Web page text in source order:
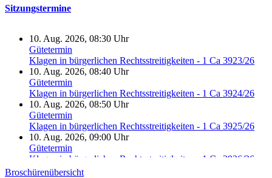
Sitzungstermine
10. Aug. 2026, 08:30 Uhr
Gütetermin
Klagen in bürgerlichen Rechtsstreitigkeiten - 1 Ca 3923/26
10. Aug. 2026, 08:40 Uhr
Gütetermin
Klagen in bürgerlichen Rechtsstreitigkeiten - 1 Ca 3924/26
10. Aug. 2026, 08:50 Uhr
Gütetermin
Klagen in bürgerlichen Rechtsstreitigkeiten - 1 Ca 3925/26
10. Aug. 2026, 09:00 Uhr
Gütetermin
Klagen in bürgerlichen Rechtsstreitigkeiten - 1 Ca 3926/26
10. Aug. 2026, 09:00 Uhr
Broschürenübersicht